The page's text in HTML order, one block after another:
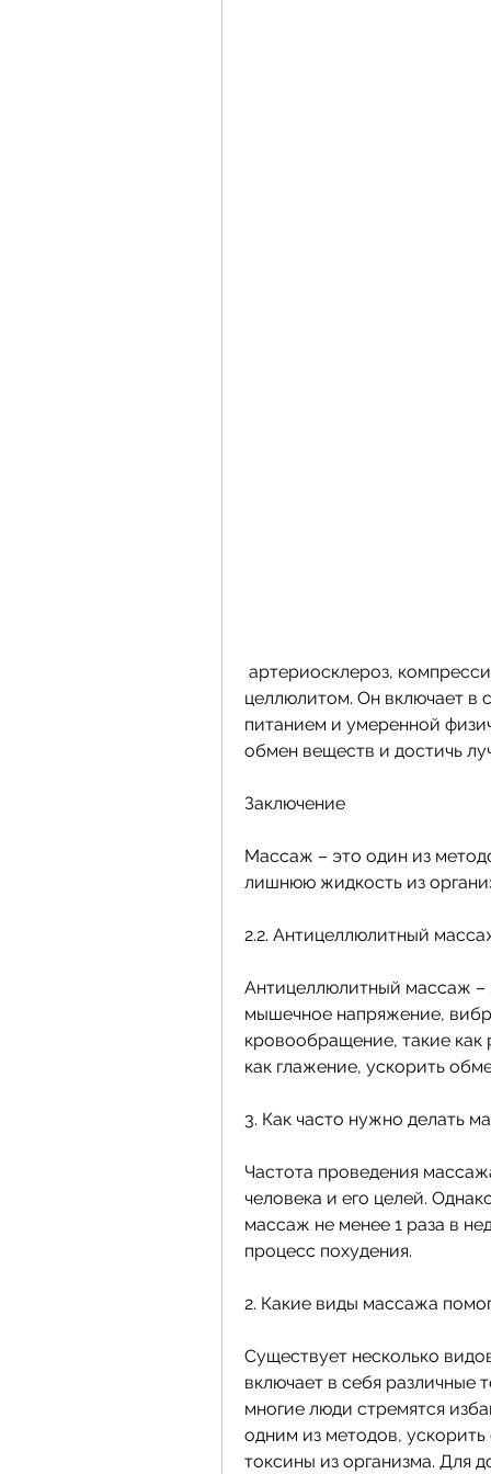
целлюлитом. Он включает в
питанием и умеренной
обмен веществ и достичь
Заключение
Массаж – это один из
лишнюю жидкость из
2.2. Антицеллюлитный
Антицеллюлитный массаж –
мышечное напряжение,
кровообращение, такие как
как глажение, ускорить
3. Как часто нужно делать
Частота проведения
человека и его целей.
массаж не менее 1 раза в
процесс похудения.
2. Какие виды массажа
Существует несколько
включает в себя различные
многие люди стремятся
одним из методов,
токсины из организма. Для